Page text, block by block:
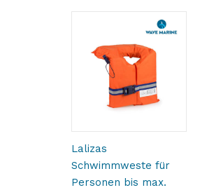
Lalizas
Schwimmweste für
Personen bis max.